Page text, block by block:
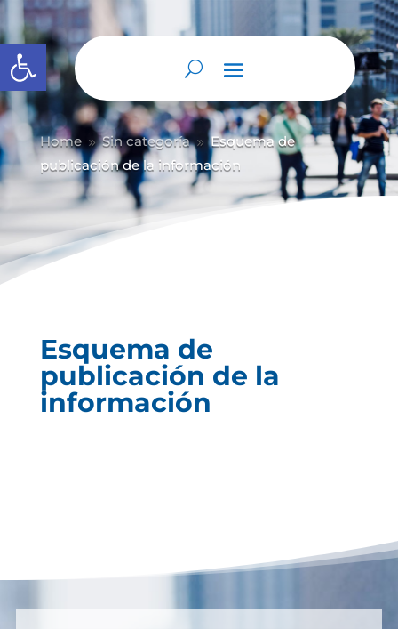
Abrir barra de herramientas
Home 9 Sin categoría 9 Esquema de
publicación de la información
Esquema de
publicación de la
información